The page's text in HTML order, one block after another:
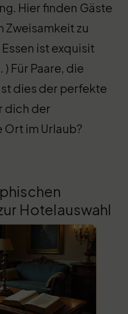
Hier finden Gäste
Zweisamkeit zu
ist exquisit
Für Paare, die
dies der perfekte
dich der
im Urlaub?
Hotelauswahl